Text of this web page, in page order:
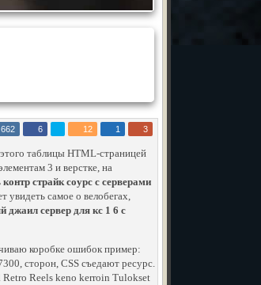
6 12 1 3
таблицы HTML-страницей
3 и верстке, на
контр страйк соурс с серверами
самое о велобегах,
джаил сервер для кс 1 6 с
коробке ошибок пример:
сторон, CSS съедают ресурс.
Retro Reels keno kerroin Tulokset